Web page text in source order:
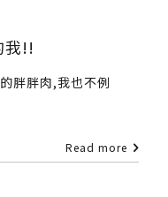
我!!
胖胖肉,我也不例
Read more